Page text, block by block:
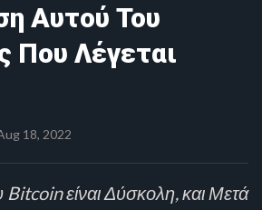
Αυτού Του
Που Λέγεται
18, 2022
είναι Δύσκολη, και Μετά